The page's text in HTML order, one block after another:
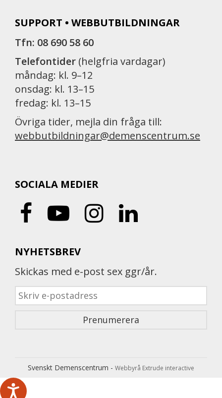
SUPPORT • WEBBUTBILDNINGAR
Tfn: 08 690 58 60
Telefontider (helgfria vardagar)
måndag: kl. 9–12
onsdag: kl. 13–15
fredag: kl. 13–15
Övriga tider, mejla din fråga till:
webbutbildningar@demenscentrum.se
SOCIALA MEDIER
NYHETSBREV
Skickas med e-post sex ggr/år.
Svenskt Demenscentrum - Webbyrå Extrude interactive